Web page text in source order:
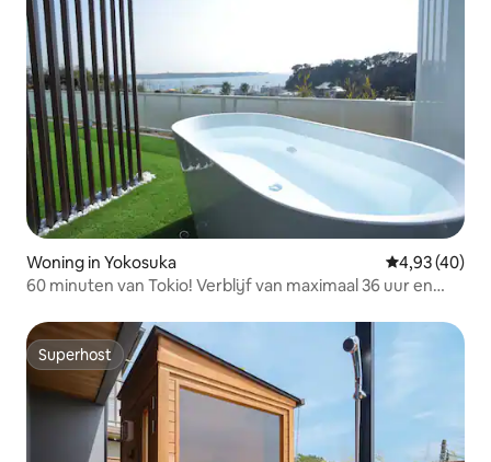
Woning in Yokosuka Gemiddelde
4,93 (40)
60 minuten van Tokio! Verblijf van maximaal 36 uur en
binnenlands cypres! BBQ en uitzicht op de oceaan
Superhost
Superhost